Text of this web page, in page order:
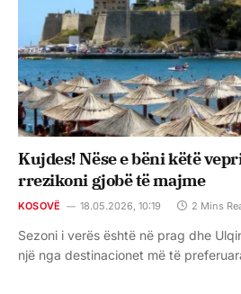
Kujdes! Nëse e bëni këtë
rrezikoni gjobë të majme
KOSOVË 18.05.2026, 10:19 2 Mins
Sezoni i verës është në prag dhe
një nga destinacionet më të